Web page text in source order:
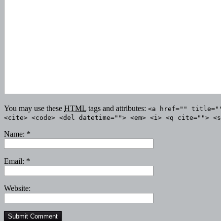
You may use these HTML tags and attributes: <a href=""
<cite> <code> <del datetime=""> <em> <i> <q cite="">
Name: *
Email: *
Website: